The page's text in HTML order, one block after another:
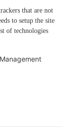
that are not
to setup the site
of technologies